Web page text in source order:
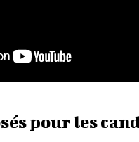
pour les